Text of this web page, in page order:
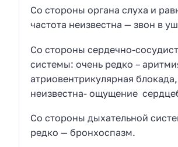
Со стороны органа слуха и
частота неизвестна — звон в
Со стороны сердечно-
системы: очень редко –
атриовентрикулярная блокада,
неизвестна- ощущение
Со стороны дыхательной
редко — бронхоспазм.